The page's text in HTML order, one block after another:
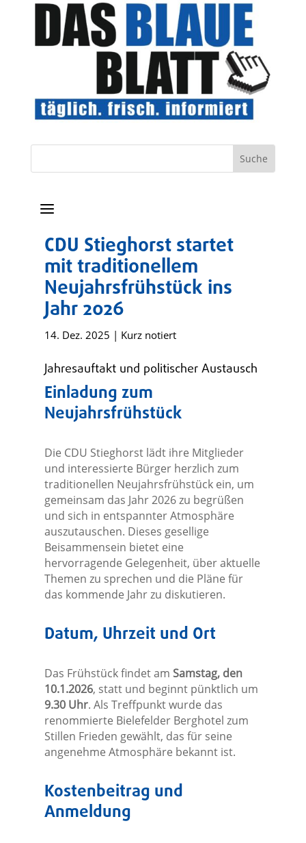
a
CDU Stieghorst startet
mit traditionellem
Neujahrsfrühstück ins
Jahr 2026
14. Dez. 2025 | Kurz notiert
Jahresauftakt und politischer Austausch
Einladung zum
Neujahrsfrühstück
Die CDU Stieghorst lädt ihre Mitglieder
und interessierte Bürger herzlich zum
traditionellen Neujahrsfrühstück ein, um
gemeinsam das Jahr 2026 zu begrüßen
und sich in entspannter Atmosphäre
auszutauschen. Dieses gesellige
Beisammensein bietet eine
hervorragende Gelegenheit, über aktuelle
Themen zu sprechen und die Pläne für
das kommende Jahr zu diskutieren.
Datum, Uhrzeit und Ort
Das Frühstück findet am Samstag, den
10.1.2026, statt und beginnt pünktlich um
9.30 Uhr. Als Treffpunkt wurde das
renommierte Bielefelder Berghotel zum
Stillen Frieden gewählt, das für seine
angenehme Atmosphäre bekannt ist.
Kostenbeitrag und
Anmeldung